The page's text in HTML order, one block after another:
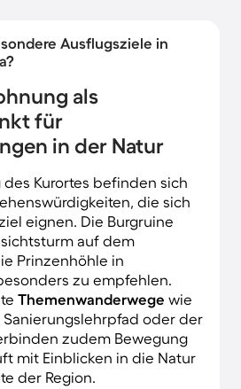
Ausflugsziele in
als
für
in der Natur
Kurortes befinden sich
die sich
eignen. Die Burgruine
auf dem
Prinzenhöhle in
zu empfehlen.
Themenwanderwege wie
oder der
zudem Bewegung
mit Einblicken in die Natur
der Region.